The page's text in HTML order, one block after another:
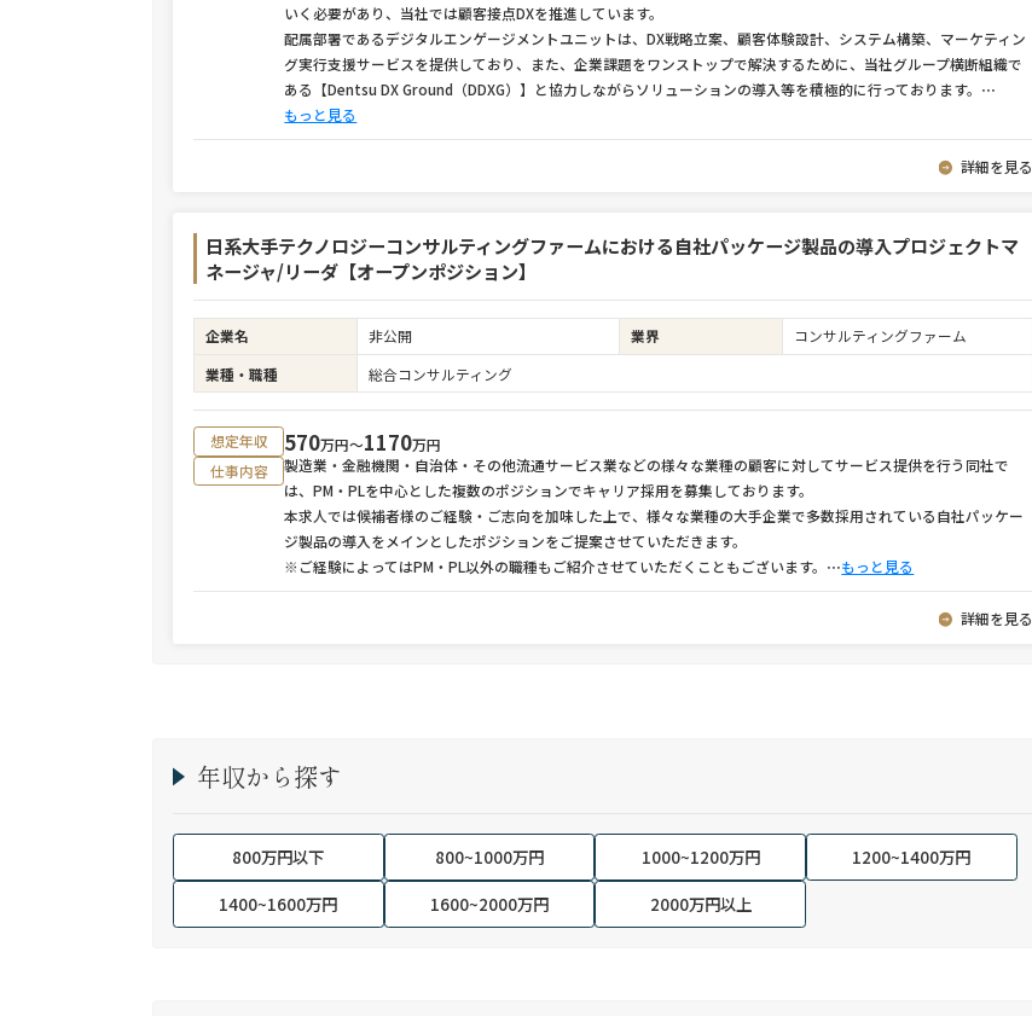
いく必要があり、当社では顧客接点DXを推進しています。
配属部署であるデジタルエンゲージメントユニットは、DX戦略立案、顧客体験設計、システム構築、マーケティン
グ実行支援サービスを提供しており、また、企業課題をワンストップで解決するために、当社グループ横断組織で
ある【Dentsu DX Ground（DDXG）】と協力しながらソリューションの導入等を積極的に行っております。 ⋯
もっと見る
詳細を見る
日系大手テクノロジーコンサルティングファームにおける自社パッケージ製品の導入プロジェクトマ
ネージャ/リーダ【オープンポジション】
企業名 非公開 業界
コンサルティングファーム
業種・職種
総合コンサルティング
想定年収 570万円〜1170万円
仕事内容
製造業・金融機関・自治体・その他流通サービス業などの様々な業種の顧客に対してサービス提供を行う同社で
は、PM・PLを中心とした複数のポジションでキャリア採用を募集しております。
本求人では候補者様のご経験・ご志向を加味した上で、様々な業種の大手企業で多数採用されている自社パッケー
ジ製品の導入をメインとしたポジションをご提案させていただきます。
※ご経験によってはPM・PL以外の職種もご紹介させていただくこともございます。 ⋯もっと見る
詳細を見る
年収から探す
800万円以下 800~1000万円 1000~1200万円
1200~1400万円
1400~1600万円
1600~2000万円 2000万円以上